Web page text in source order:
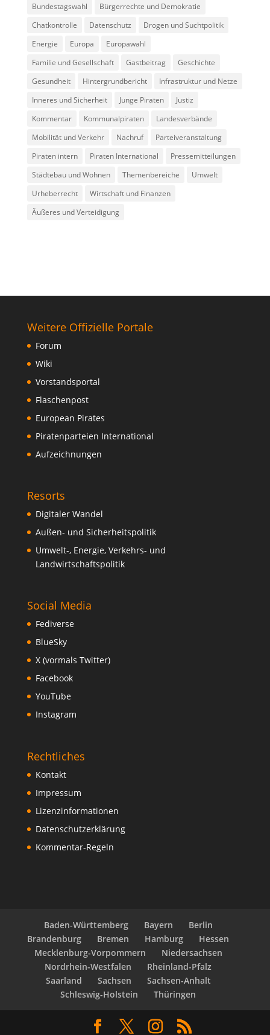
Bundestagswahl
Bürgerrechte und Demokratie
Chatkontrolle
Datenschutz
Drogen und Suchtpolitik
Energie
Europa
Europawahl
Familie und Gesellschaft
Gastbeitrag
Geschichte
Gesundheit
Hintergrundbericht
Infrastruktur und Netze
Inneres und Sicherheit
Junge Piraten
Justiz
Kommentar
Kommunalpiraten
Landesverbände
Mobilität und Verkehr
Nachruf
Parteiveranstaltung
Piraten intern
Piraten International
Pressemitteilungen
Städtebau und Wohnen
Themenbereiche
Umwelt
Urheberrecht
Wirtschaft und Finanzen
Äußeres und Verteidigung
Weitere Offizielle Portale
Forum
Wiki
Vorstandsportal
Flaschenpost
European Pirates
Piratenparteien International
Aufzeichnungen
Resorts
Digitaler Wandel
Außen- und Sicherheitspolitik
Umwelt-, Energie, Verkehrs- und
Landwirtschaftspolitik
Social Media
Fediverse
BlueSky
X (vormals Twitter)
Facebook
YouTube
Instagram
Rechtliches
Kontakt
Impressum
Lizenzinformationen
Datenschutzerklärung
Kommentar-Regeln
Baden-Württemberg Bayern
Berlin
Brandenburg
Bremen Hamburg
Hessen
Mecklenburg-Vorpommern
Niedersachsen
Nordrhein-Westfalen
Rheinland-Pfalz
Saarland
Sachsen
Sachsen-Anhalt
Schleswig-Holstein
Thüringen